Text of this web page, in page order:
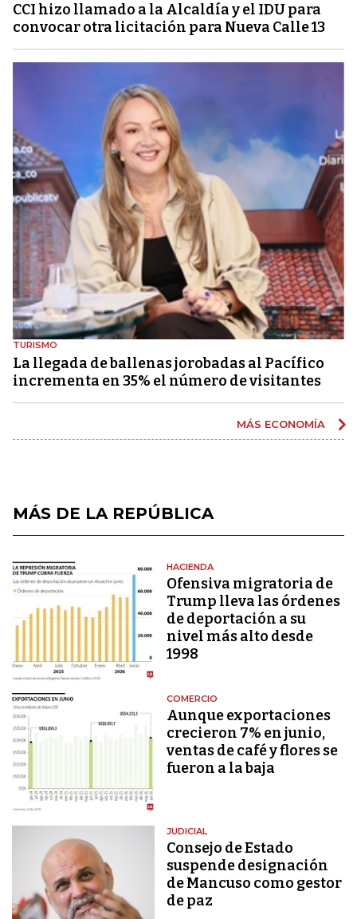
CCI hizo llamado a la Alcaldía y el IDU para
convocar otra licitación para Nueva Calle 13
TURISMO
La llegada de ballenas jorobadas al Pacífico
incrementa en 35% el número de visitantes
MÁS ECONOMÍA
MÁS DE LA REPÚBLICA
HACIENDA
Ofensiva migratoria de
Trump lleva las órdenes
de deportación a su
nivel más alto desde
1998
COMERCIO
Aunque exportaciones
crecieron 7% en junio,
ventas de café y flores se
fueron a la baja
JUDICIAL
Consejo de Estado
suspende designación
de Mancuso como gestor
de paz